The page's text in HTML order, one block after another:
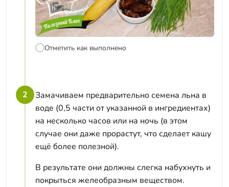
Отметить как выполнено
2
Замачиваем предварительно семена льна в
воде (0,5 части от указанной в ингредиентах)
на несколько часов или на ночь (в этом
случае они даже прорастут, что сделает кашу
ещё более полезной).
В результате они должны слегка набухнуть и
покрыться желеобразным веществом.